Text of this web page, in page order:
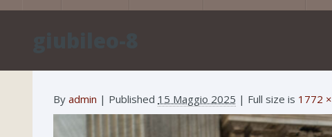
By admin | Published 15 Maggio 2025 | Full size is 1772